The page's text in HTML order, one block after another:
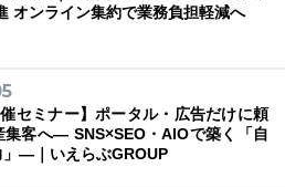
オンライン集約で業務負担軽減へ
催セミナー】ポータル・広告だけに頼
集客へ― SNS×SEO・AIOで築く「自
」―｜いえらぶGROUP